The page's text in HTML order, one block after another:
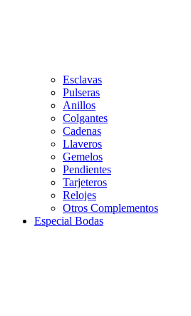
Esclavas
Pulseras
Anillos
Colgantes
Cadenas
Llaveros
Gemelos
Pendientes
Tarjeteros
Relojes
Otros Complementos
Especial Bodas